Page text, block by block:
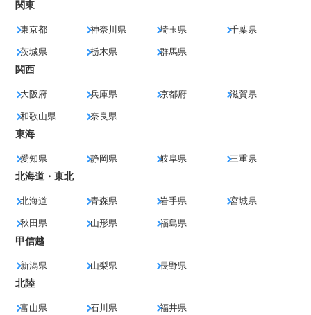
関東
東京都 神奈川県 埼玉県 千葉県
茨城県 栃木県 群馬県
関西
大阪府 兵庫県 京都府 滋賀県
和歌山県 奈良県
東海
愛知県 静岡県 岐阜県 三重県
北海道・東北
北海道 青森県 岩手県 宮城県
秋田県 山形県 福島県
甲信越
新潟県 山梨県 長野県
北陸
富山県 石川県 福井県